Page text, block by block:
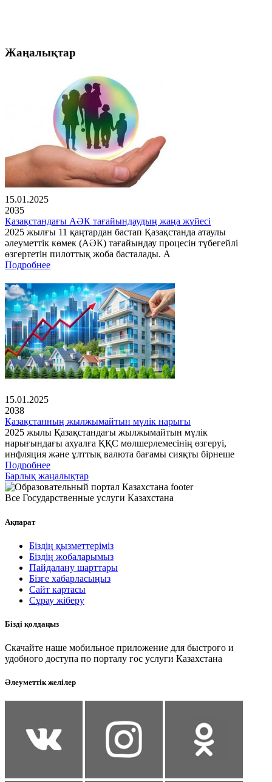
Жаңалықтар
15.01.2025
2035
Қазақстандағы АӘК тағайындаудың жаңа жүйесі
2025 жылғы 11 қаңтардан бастап Қазақстанда атаулы
әлеуметтік көмек (АӘК) тағайындау процесін түбегейлі
өзгертетін пилоттық жоба басталады. А
Подробнее
15.01.2025
2038
Қазақстанның жылжымайтын мүлік нарығы
2025 жылы Қазақстандағы жылжымайтын мүлік
нарығындағы ахуалға ҚҚС мөлшерлемесінің өзгеруі,
инфляция және ұлттық валюта бағамы сияқты бірнеше
Подробнее
Барлық жаңалықтар
Все Государственные услуги Казахстана
Ақпарат
Біздің қызметтеріміз
Біздің жобаларымыз
Пайдалану шарттары
Бізге хабарласыңыз
Сайт картасы
Сұрау жіберу
Бізді қолдаңыз
Скачайте наше мобильное приложение для быстрого и
удобного доступа по порталу гос услуги Казахстана
Әлеуметтік желілер